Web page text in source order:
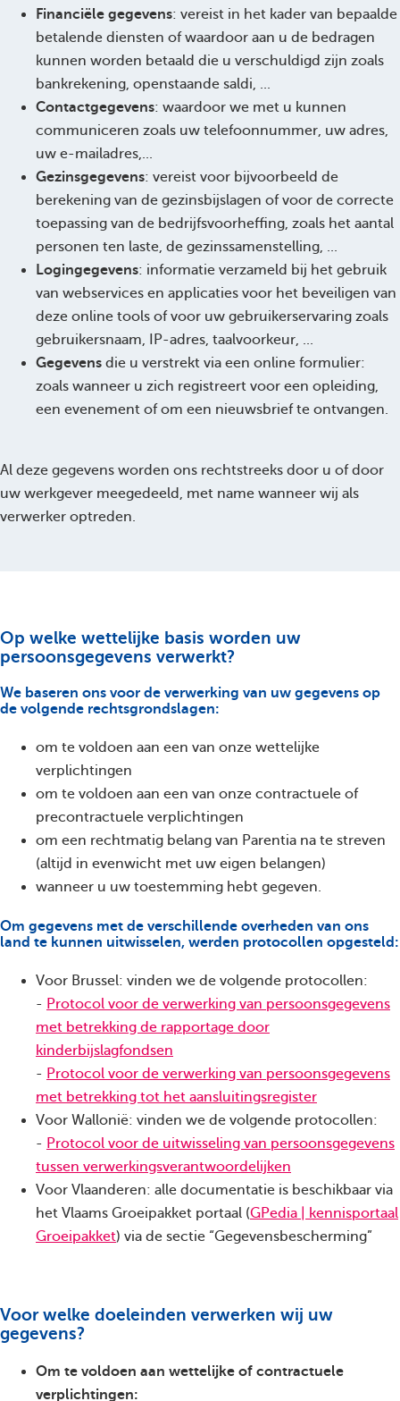
Financiële gegevens: vereist in het kader van bepaalde
betalende diensten of waardoor aan u de bedragen
kunnen worden betaald die u verschuldigd zijn zoals
bankrekening, openstaande saldi, ...
Contactgegevens: waardoor we met u kunnen
communiceren zoals uw telefoonnummer, uw adres,
uw e-mailadres,...
Gezinsgegevens: vereist voor bijvoorbeeld de
berekening van de gezinsbijslagen of voor de correcte
toepassing van de bedrijfsvoorheffing, zoals het aantal
personen ten laste, de gezinssamenstelling, ...
Logingegevens: informatie verzameld bij het gebruik
van webservices en applicaties voor het beveiligen van
deze online tools of voor uw gebruikerservaring zoals
gebruikersnaam, IP-adres, taalvoorkeur, ...
Gegevens die u verstrekt via een online formulier:
zoals wanneer u zich registreert voor een opleiding,
een evenement of om een nieuwsbrief te ontvangen.
Al deze gegevens worden ons rechtstreeks door u of door
uw werkgever meegedeeld, met name wanneer wij als
verwerker optreden.
Op welke wettelijke basis worden uw
persoonsgegevens verwerkt?
We baseren ons voor de verwerking van uw gegevens op
de volgende rechtsgrondslagen:
om te voldoen aan een van onze wettelijke
verplichtingen
om te voldoen aan een van onze contractuele of
precontractuele verplichtingen
om een rechtmatig belang van Parentia na te streven
(altijd in evenwicht met uw eigen belangen)
wanneer u uw toestemming hebt gegeven.
Om gegevens met de verschillende overheden van ons
land te kunnen uitwisselen, werden protocollen opgesteld:
Voor Brussel: vinden we de volgende protocollen:
- Protocol voor de verwerking van persoonsgegevens
met betrekking de rapportage door
kinderbijslagfondsen
- Protocol voor de verwerking van persoonsgegevens
met betrekking tot het aansluitingsregister
Voor Wallonië: vinden we de volgende protocollen:
- Protocol voor de uitwisseling van persoonsgegevens
tussen verwerkingsverantwoordelijken
Voor Vlaanderen: alle documentatie is beschikbaar via
het Vlaams Groeipakket portaal (GPedia | kennisportaal
Groeipakket) via de sectie “Gegevensbescherming”
Voor welke doeleinden verwerken wij uw
gegevens?
Om te voldoen aan wettelijke of contractuele
verplichtingen: